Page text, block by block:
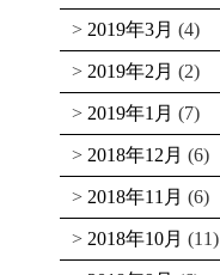
2019年3月 (4)
2019年2月 (2)
2019年1月 (7)
2018年12月 (6)
2018年11月 (6)
2018年10月 (11)